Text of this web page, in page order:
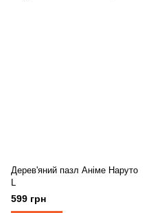
Дерев'яний пазл Аніме Наруто
L
599 грн